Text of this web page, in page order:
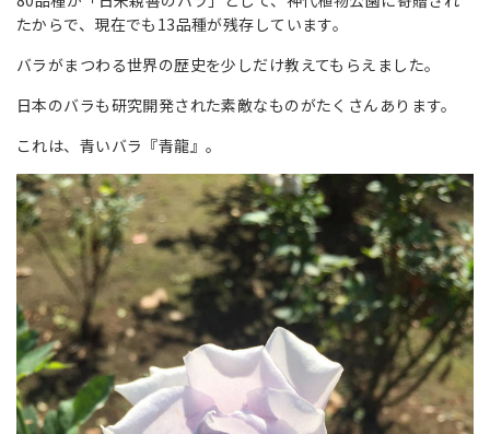
たからで、現在でも13品種が残存しています。
バラがまつわる世界の歴史を少しだけ教えてもらえました。
日本のバラも研究開発された素敵なものがたくさんあります。
これは、青いバラ『青龍』。